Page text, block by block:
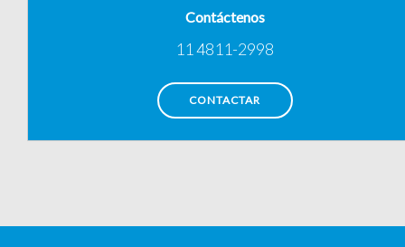
Contáctenos
11 4811-2998
CONTACTAR